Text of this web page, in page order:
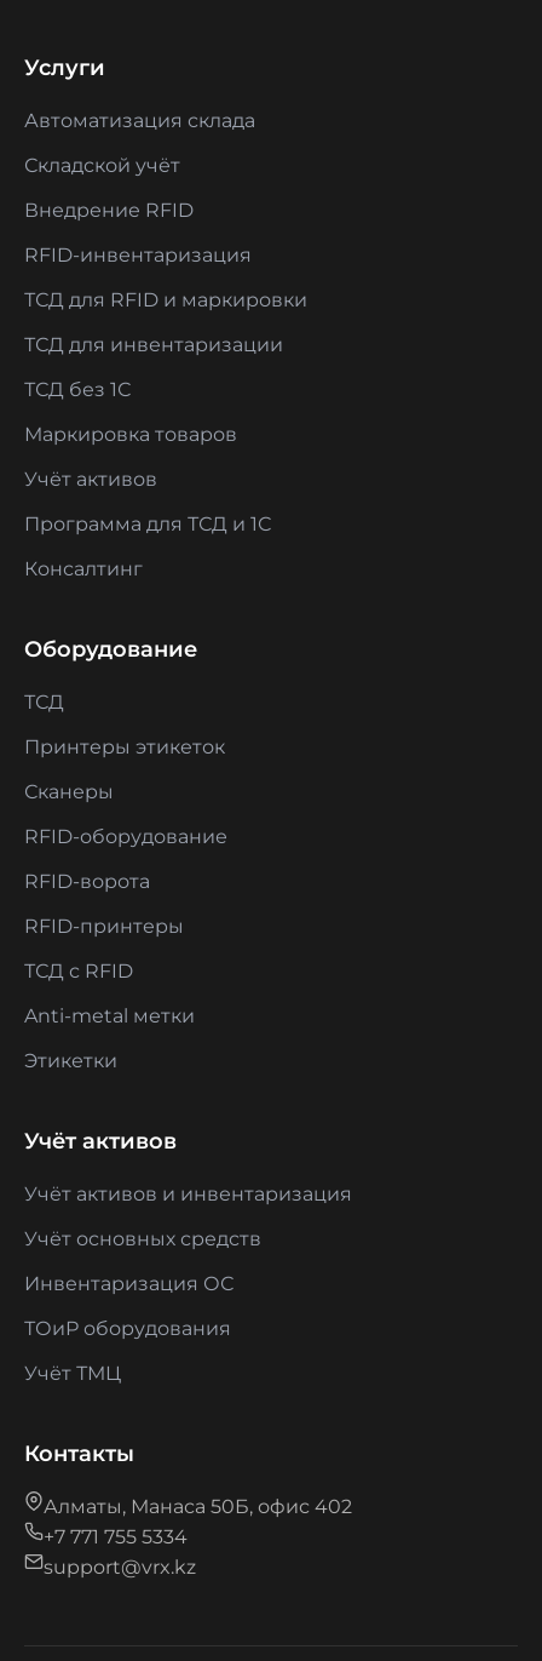
Услуги
Автоматизация склада
Складской учёт
Внедрение RFID
RFID-инвентаризация
ТСД для RFID и маркировки
ТСД для инвентаризации
ТСД без 1С
Маркировка товаров
Учёт активов
Программа для ТСД и 1С
Консалтинг
Оборудование
ТСД
Принтеры этикеток
Сканеры
RFID-оборудование
RFID-ворота
RFID-принтеры
ТСД с RFID
Anti-metal метки
Этикетки
Учёт активов
Учёт активов и инвентаризация
Учёт основных средств
Инвентаризация ОС
ТОиР оборудования
Учёт ТМЦ
Контакты
Алматы, Манаса 50Б, офис 402
+7 771 755 5334
support@vrx.kz